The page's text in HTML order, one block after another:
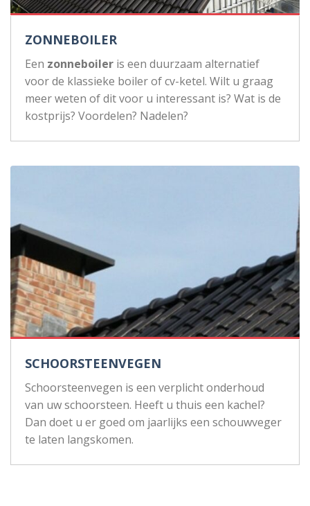
ZONNEBOILER
Een zonneboiler is een duurzaam alternatief
voor de klassieke boiler of cv-ketel. Wilt u graag
meer weten of dit voor u interessant is? Wat is de
kostprijs? Voordelen? Nadelen?
SCHOORSTEENVEGEN
Schoorsteenvegen is een verplicht onderhoud
van uw schoorsteen. Heeft u thuis een kachel?
Dan doet u er goed om jaarlijks een schouwveger
te laten langskomen.